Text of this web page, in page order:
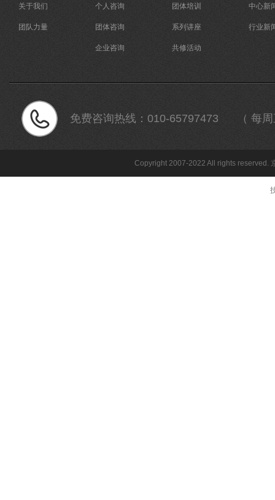
关于我们
团队力量
个人咨询
团体咨询
企业咨询
团体培训
系列讲座
共修活动
中心新
行业新
免费咨询热线： 010-65797473 （ 每周
Copyright 2007-2022 All rights reserved.